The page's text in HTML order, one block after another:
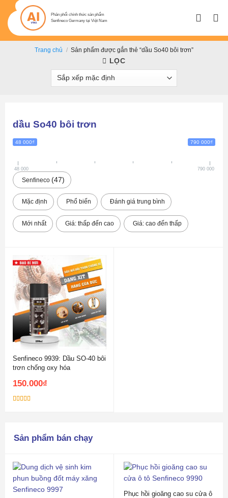
qua
nội
Phân phối chính thức sản phẩm
Senfineco Germany tại Việt Nam
Trang chủ / Sản phẩm được gắn thẻ “dầu So40 bôi trơn”
LỌC
dầu So40 bôi trơn
48 000₫ 790 000₫
48 000 790 000
Senfineco 47
Mặc định Phổ biến Đánh giá trung bình
Mới nhất Giá: thấp đến cao Giá: cao đến thấp
Senfineco 9939: Dầu SO-40 bôi
trơn chống oxy hóa
150.000₫
Sản phẩm bán chạy
Phục hồi gioăng cao su cửa ô